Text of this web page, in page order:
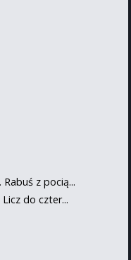
z pocią...
do czter...